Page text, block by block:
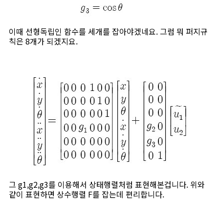
이때 선형독립인 함수를 세개를 잡아야겠네요. 그럼 뭐 퍼지규
칙은 8개가 되겠지요.
그 g1,g2,g3를 이용해서 상태행렬처럼 표현해본겁니다. 위와
같이 표현하면 상수행렬 F를 잡는데 편리합니다.